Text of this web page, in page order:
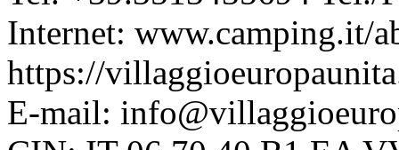
Internet: www.camping.it/
https://
E-mail: